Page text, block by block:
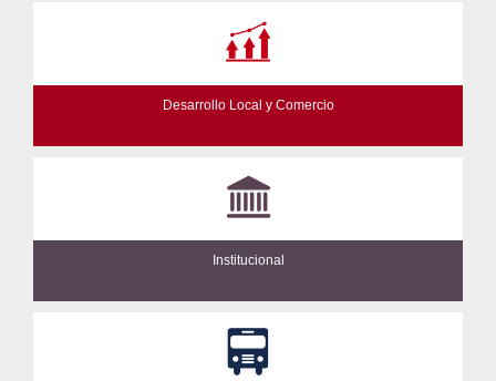
Desarrollo Local y Comercio
Institucional